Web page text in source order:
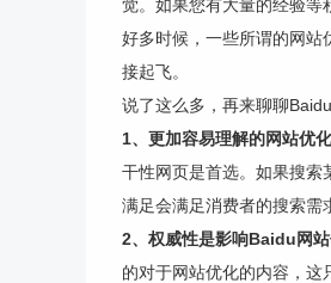
觉。如果您有大量的经验等
好多时候，一些所谓的网站
接起飞。
说了这么多，再来聊聊
1、更加容易理解的网站优
干性网页是首选。如果搜索
满足会满足消费者的搜索需
2、权威性是影响Baidu网站
的对于网站优化的内容，